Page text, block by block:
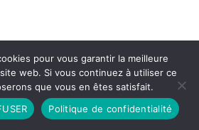
Politique de Confidentialité
CGU
par DIEUDUDIABLE
pour vous garantir la meilleure
web. Si vous continuez à utiliser ce
que vous en êtes satisfait.
Politique de confidentialité